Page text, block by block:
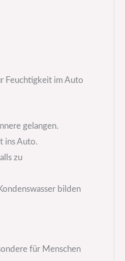
Feuchtigkeit im Auto
gelangen.
ins Auto.
zu
bilden
für Menschen